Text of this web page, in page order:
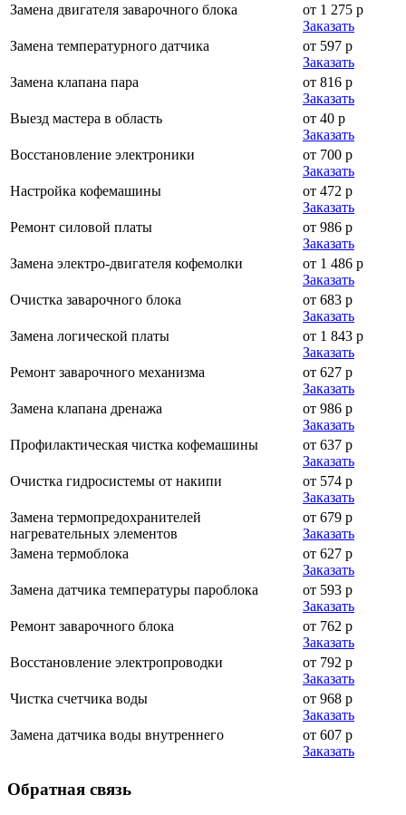
Замена двигателя заварочного блока
от 1 275 р
Заказать
Замена температурного датчика
от 597 р
Заказать
Замена клапана пара
от 816 р
Заказать
Выезд мастера в область
от 40 р
Заказать
Восстановление электроники
от 700 р
Заказать
Настройка кофемашины
от 472 р
Заказать
Ремонт силовой платы
от 986 р
Заказать
Замена электро-двигателя кофемолки
от 1 486 р
Заказать
Очистка заварочного блока
от 683 р
Заказать
Замена логической платы
от 1 843 р
Заказать
Ремонт заварочного механизма
от 627 р
Заказать
Замена клапана дренажа
от 986 р
Заказать
Профилактическая чистка кофемашины
от 637 р
Заказать
Очистка гидросистемы от накипи
от 574 р
Заказать
Замена термопредохранителей
нагревательных элементов
от 679 р
Заказать
Замена термоблока
от 627 р
Заказать
Замена датчика температуры пароблока
от 593 р
Заказать
Ремонт заварочного блока
от 762 р
Заказать
Восстановление электропроводки
от 792 р
Заказать
Чистка счетчика воды
от 968 р
Заказать
Замена датчика воды внутреннего
от 607 р
Заказать
Обратная связь